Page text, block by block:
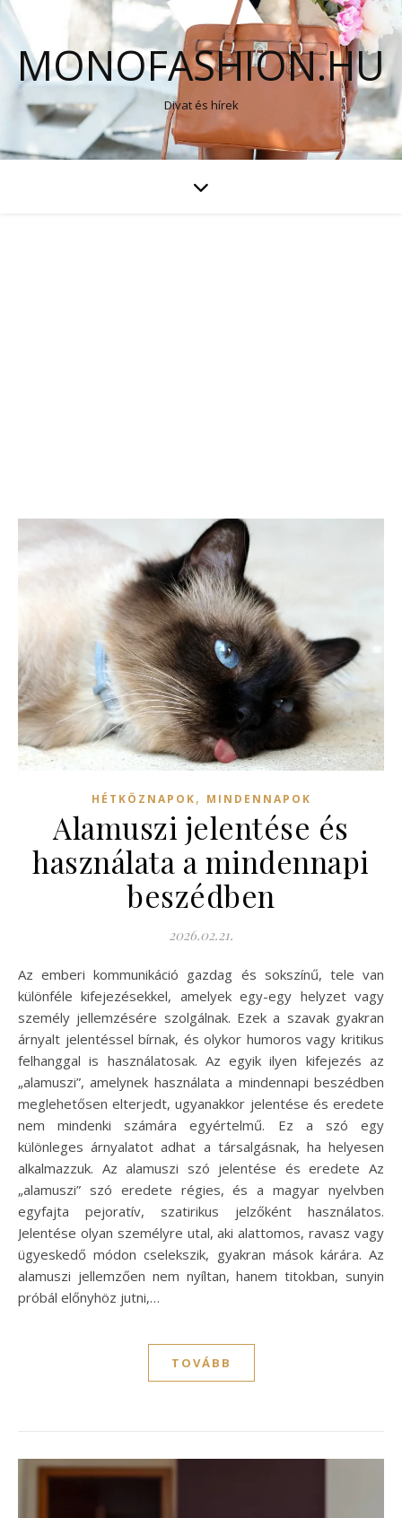
MONOFASHION.HU
Divat és hírek
HÉTKÖZNAPOK, MINDENNAPOK
Alamuszi jelentése és
használata a mindennapi
beszédben
2026.02.21.
Az emberi kommunikáció gazdag és sokszínű, tele van
különféle kifejezésekkel, amelyek egy-egy helyzet vagy
személy jellemzésére szolgálnak. Ezek a szavak gyakran
árnyalt jelentéssel bírnak, és olykor humoros vagy kritikus
felhanggal is használatosak. Az egyik ilyen kifejezés az
„alamuszi”, amelynek használata a mindennapi beszédben
meglehetősen elterjedt, ugyanakkor jelentése és eredete
nem mindenki számára egyértelmű. Ez a szó egy
különleges árnyalatot adhat a társalgásnak, ha helyesen
alkalmazzuk. Az alamuszi szó jelentése és eredete Az
„alamuszi” szó eredete régies, és a magyar nyelvben
egyfajta pejoratív, szatirikus jelzőként használatos.
Jelentése olyan személyre utal, aki alattomos, ravasz vagy
ügyeskedő módon cselekszik, gyakran mások kárára. Az
alamuszi jellemzően nem nyíltan, hanem titokban, sunyin
próbál előnyhöz jutni,…
TOVÁBB